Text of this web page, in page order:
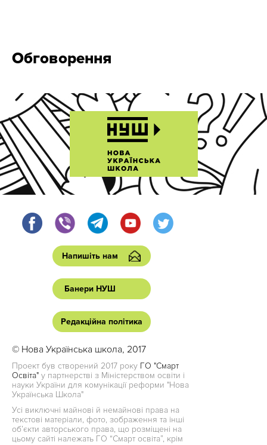
Обговорення
Напишіть нам
Банери НУШ
Редакційна політика
© Нова Українська школа, 2017
Проект був створений 2017 року ГО "Смарт
Освіта" у партнерстві з Міністерством освіти і
науки України для комунікації реформи "Нова
Українська Школа"
Усі виключні майнові й немайнові права на
текстові матеріали, фото, зображення та інші
об’єкти авторського права, що розміщені на
цьому сайті належать ГО “Смарт освіта”, крім